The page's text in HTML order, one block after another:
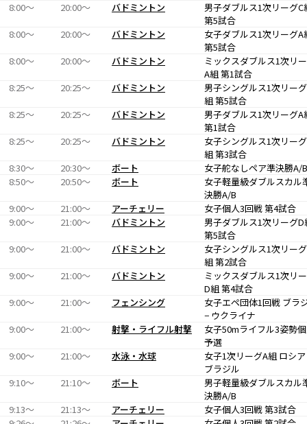
8:00〜 20:00〜 バドミントン
男子ダブルス1次リーグC
第5試合
8:00〜
20:00〜 バドミントン
女子ダブルス1次リーグA
第5試合
8:00〜
20:00〜 バドミントン
ミックスダブルス1次リ
A組 第1試合
8:25〜
20:25〜 バドミントン
男子シングルス1次リー
組 第5試合
8:25〜
20:25〜 バドミントン
男子ダブルス1次リーグA
第1試合
8:25〜
20:25〜 バドミントン
女子シングルス1次リー
組 第3試合
8:30〜
20:30〜 ボート
女子舵なしペア準決勝A/B
8:50〜
20:50〜 ボート
女子軽量級ダブルスカル
決勝A/B
9:00〜
21:00〜 アーチェリー
女子個人3回戦 第4試合
9:00〜
21:00〜 バドミントン
男子ダブルス1次リーグD
第5試合
9:00〜
21:00〜 バドミントン
女子シングルス1次リー
組 第2試合
9:00〜
21:00〜 バドミントン
ミックスダブルス1次リ
D組 第4試合
9:00〜
21:00〜 フェンシング
女子エペ団体1回戦 ブラ
− ウクライナ
9:00〜
21:00〜 射撃・ライフル射撃
女子50mライフル3姿勢
予選
9:00〜
21:00〜 水泳・水球
女子1次リーグA組 ロシ
ブラジル
9:10〜
21:10〜 ボート
男子軽量級ダブルスカル
決勝A/B
9:13〜
21:13〜 アーチェリー
女子個人3回戦 第3試合